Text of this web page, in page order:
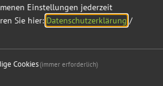
Leaflet bereitgestellte externe
Einstellungen jederzeit
Sie hier: Datenschutzerklärung /
Cookies(immer erforderlich)